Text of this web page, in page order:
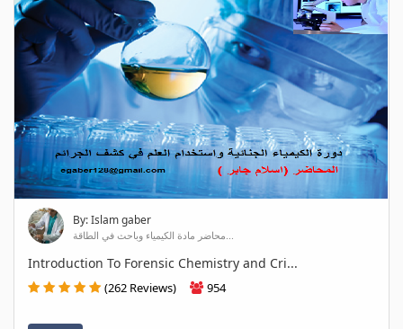
By: Islam gaber
محاضر مادة الكيمياء وباحث في الطاقة...
Introduction To Forensic Chemistry and Cri...
(262 Reviews) 954